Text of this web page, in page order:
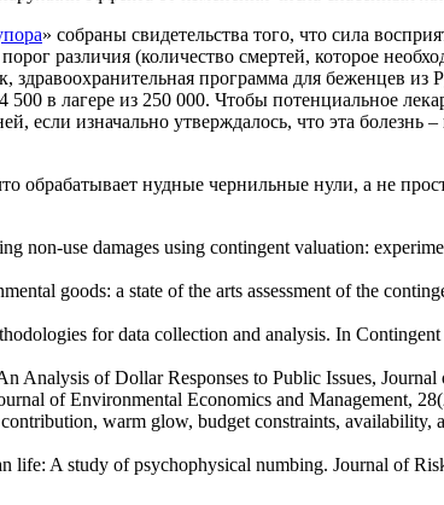
» собраны свидетельства того, что сила
различия (количество смертей, которое
здравоохранительная программа для беженцев
в лагере из 250 000. Чтобы потенциальное
если изначально утверждалось, что эта болезнь
обрабатывает нудные чернильные нули, а не
use damages using contingent valuation:
goods: a state of the arts assessment of the
for data collection and analysis. In
Analysis of Dollar Responses to Public Issues,
of Environmental Economics and Management,
warm glow, budget constraints, availability,
life: A study of psychophysical numbing. Journal of